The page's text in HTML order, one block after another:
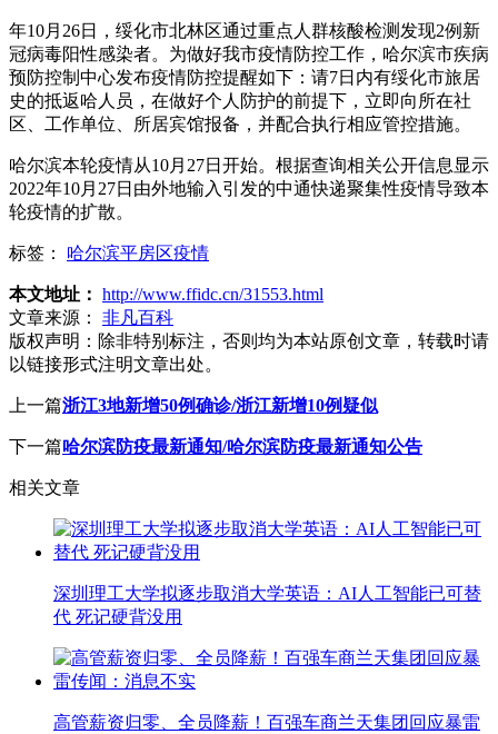
年10月26日，绥化市北林区通过重点人群核酸检测发现2例新
冠病毒阳性感染者。为做好我市疫情防控工作，哈尔滨市疾病
预防控制中心发布疫情防控提醒如下：请7日内有绥化市旅居
史的抵返哈人员，在做好个人防护的前提下，立即向所在社
区、工作单位、所居宾馆报备，并配合执行相应管控措施。
哈尔滨本轮疫情从10月27日开始。根据查询相关公开信息显示
2022年10月27日由外地输入引发的中通快递聚集性疫情导致本
轮疫情的扩散。
标签： 哈尔滨平房区疫情
本文地址： http://www.ffidc.cn/31553.html
文章来源：
非凡百科
版权声明： 除非特别标注，否则均为本站原创文章，转载时请
以链接形式注明文章出处。
上一篇浙江3地新增50例确诊/浙江新增10例疑似
下一篇哈尔滨防疫最新通知/哈尔滨防疫最新通知公告
相关文章
深圳理工大学拟逐步取消大学英语：AI人工智能已可替
代 死记硬背没用
高管薪资归零、全员降薪！百强车商兰天集团回应暴雷